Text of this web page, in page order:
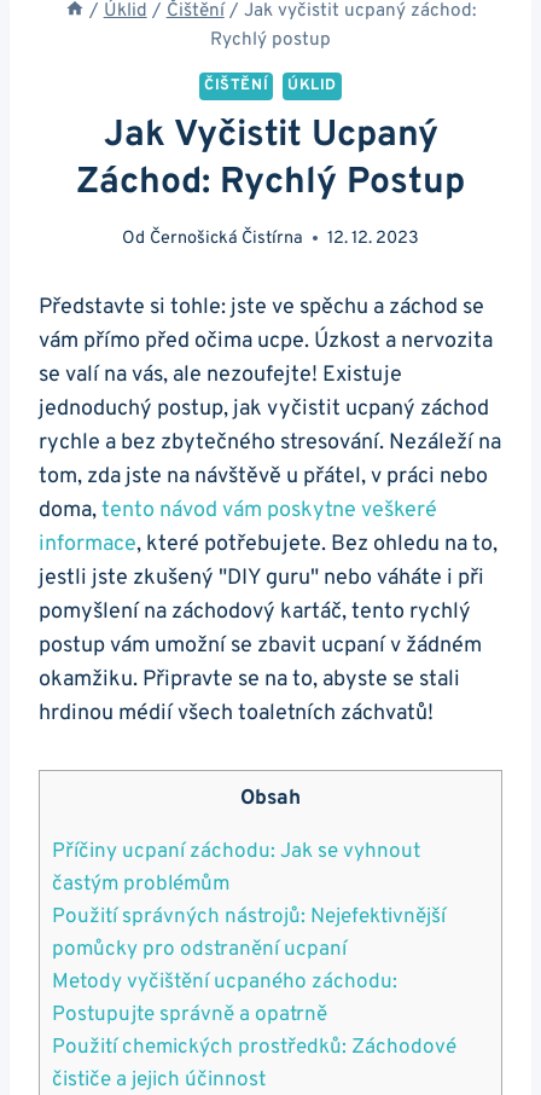
/ Úklid / Čištění / Jak vyčistit ucpaný záchod:
Rychlý postup
ČIŠTĚNÍ ÚKLID
Jak Vyčistit Ucpaný
Záchod: Rychlý Postup
Od Černošická Čistírna 12. 12. 2023
Představte si tohle: jste ve spěchu a záchod se
vám⁤ přímo před očima ucpe. ⁣Úzkost a nervozita
se valí ‍na vás, ale⁢ nezoufejte! Existuje
jednoduchý postup, jak vyčistit ucpaný‌ záchod
rychle ‍a bez zbytečného stresování. Nezáleží na
tom, zda jste na návštěvě ⁢u přátel, v práci nebo
doma,​tento návod vám poskytne ‍veškeré
informace, které potřebujete. Bez ohledu na to,
jestli jste zkušený "DIY guru" nebo váháte i při
pomyšlení na záchodový kartáč, tento‍ rychlý
postup vám umožní se‌ zbavit ucpaní v žádném ​
okamžiku. Připravte se na to, abyste se stali
hrdinou médií všech toaletních záchvatů!
Obsah
Příčiny ucpaní záchodu: Jak​ se vyhnout
častým problémům
Použití ‍správných nástrojů: Nejefektivnější
pomůcky pro odstranění ucpaní
Metody vyčištění ucpaného záchodu:
Postupujte správně a opatrně
Použití chemických prostředků: Záchodové
čističe a jejich účinnost